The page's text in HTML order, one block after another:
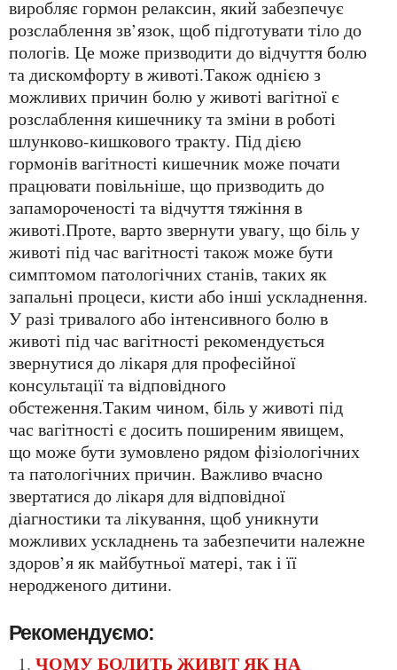
виробляє гормон релаксин, який забезпечує
розслаблення зв’язок, щоб підготувати тіло до
пологів. Це може призводити до відчуття болю
та дискомфорту в животі.Також однією з
можливих причин болю у животі вагітної є
розслаблення кишечнику та зміни в роботі
шлунково-кишкового тракту. Під дією
гормонів вагітності кишечник може почати
працювати повільніше, що призводить до
запамороченості та відчуття тяжіння в
животі.Проте, варто звернути увагу, що біль у
животі під час вагітності також може бути
симптомом патологічних станів, таких як
запальні процеси, кисти або інші ускладнення.
У разі тривалого або інтенсивного болю в
животі під час вагітності рекомендується
звернутися до лікаря для професійної
консультації та відповідного
обстеження.Таким чином, біль у животі під
час вагітності є досить поширеним явищем,
що може бути зумовлено рядом фізіологічних
та патологічних причин. Важливо вчасно
звертатися до лікаря для відповідної
діагностики та лікування, щоб уникнути
можливих ускладнень та забезпечити належне
здоров’я як майбутньої матері, так і її
неродженого дитини.
Рекомендуємо:
ЧОМУ БОЛИТЬ ЖИВІТ ЯК НА